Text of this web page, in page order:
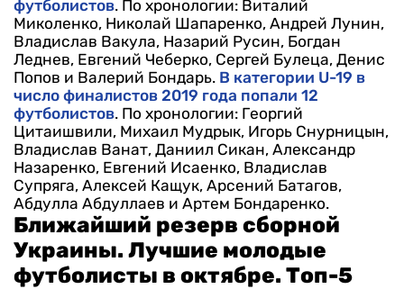
футболистов. По хронологии: Виталий
Миколенко, Николай Шапаренко, Андрей Лунин,
Владислав Вакула, Назарий Русин, Богдан
Леднев, Евгений Чеберко, Сергей Булеца, Денис
Попов и Валерий Бондарь. В категории U-19 в
число финалистов 2019 года попали 12
футболистов. По хронологии: Георгий
Цитаишвили, Михаил Мудрык, Игорь Снурницын,
Владислав Ванат, Даниил Сикан, Александр
Назаренко, Евгений Исаенко, Владислав
Супряга, Алексей Кащук, Арсений Батагов,
Абдулла Абдуллаев и Артем Бондаренко.
Ближайший резерв сборной
Украины. Лучшие молодые
футболисты в октябре. Топ-5